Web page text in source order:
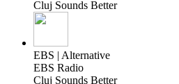
Cluj Sounds Better
EBS | Alternative
EBS Radio
Cluj Sounds Better